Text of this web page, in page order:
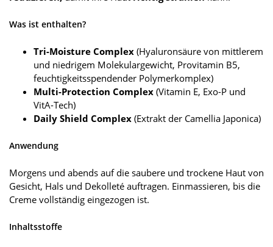
Was ist enthalten?
Tri-Moisture Complex (Hyaluronsäure von mittlerem
und niedrigem Molekulargewicht, Provitamin B5,
feuchtigkeitsspendender Polymerkomplex)
Multi-Protection Complex (Vitamin E, Exo-P und
VitA-Tech)
Daily Shield Complex (Extrakt der Camellia Japonica)
Anwendung
Morgens und abends auf die saubere und trockene Haut von
Gesicht, Hals und Dekolleté auftragen. Einmassieren, bis die
Creme vollständig eingezogen ist.
Inhaltsstoffe